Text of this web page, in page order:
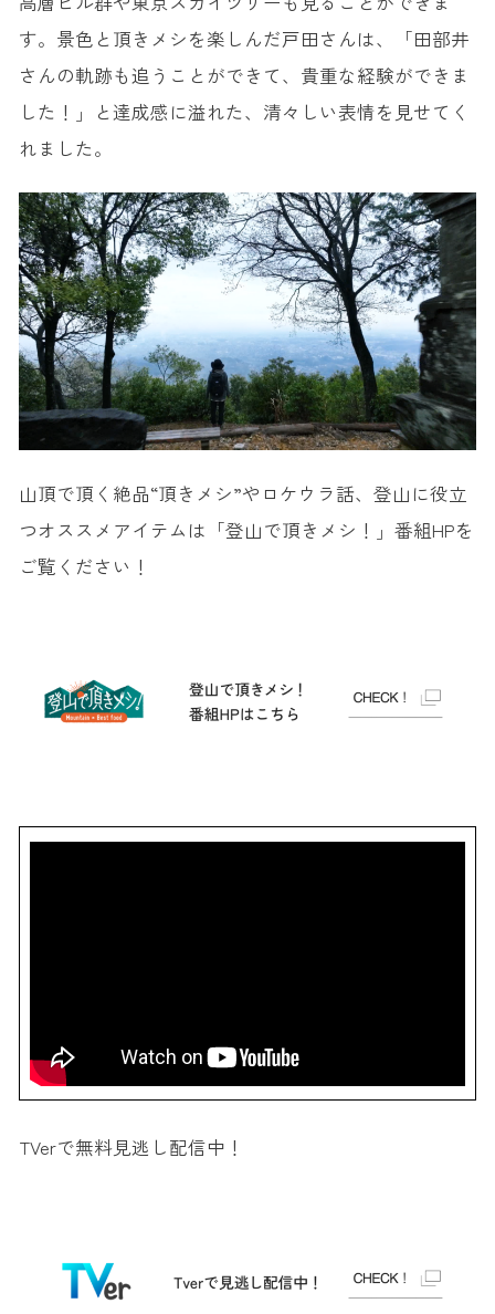
す。景色と頂きメシを楽しんだ戸田さんは、「田部井
さんの軌跡も追うことができて、貴重な経験ができま
した！」と達成感に溢れた、清々しい表情を見せてく
れました。
山頂で頂く絶品“頂きメシ”やロケウラ話、登山に役立
つオススメアイテムは「登山で頂きメシ！」番組HPを
ご覧ください！
TVerで無料見逃し配信中！